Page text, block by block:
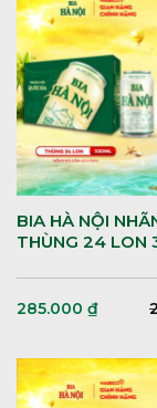
BIA HÀ NỘI
THÙNG 24 LON
285.000 ₫